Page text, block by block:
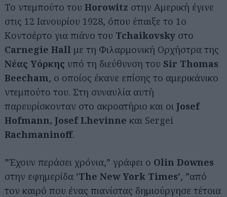
Το ντεμπούτο του Horowitz στην Αμερική έγινε
στις 12 Ιανουρίου 1928, όπου έπαιξε το 1ο
Κοντσέρτο για πιάνο του Tchaikovsky στο
Carnegie Hall με τη Φιλαρμονική Ορχήστρα της
Νέας Υόρκης υπό τη διεύθυνση του Sir Thomas
Beecham, ο οποίος έκανε επίσης το αμερικάνικο
ντεμπούτο του. Στη συναυλία αυτή
παρευρίσκονταν στο ακροατήριο και οι Josef
Hofmann, Josef Lhevinne και Sergei
Rachmaninoff.
”Έχουν περάσει χρόνια,” γράφει ο Olin Downes
στην εφημερίδα ’The New York Times’, ”από
τον καιρό που ένας πιανίστας δημιούργησε τέτοια